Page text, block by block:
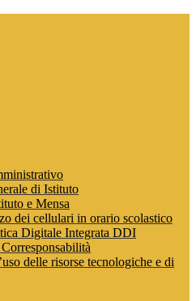
di Istituto
e Mensa
dei cellulari in orario scolastico
Digitale Integrata DDI
delle risorse tecnologiche e di